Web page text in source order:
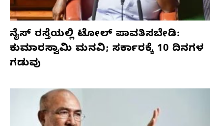
ನೈಸ್ ರಸ್ತೆಯಲ್ಲಿ ಟೋಲ್ ಪಾವತಿಸಬೇಡಿ:
ಕುಮಾರಸ್ವಾಮಿ ಮನವಿ; ಸರ್ಕಾರಕ್ಕೆ 10 ದಿನಗಳ
ಗಡುವು